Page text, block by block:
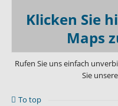
Klicken Sie
Maps
Rufen Sie uns einfach
Sie unsere
To top